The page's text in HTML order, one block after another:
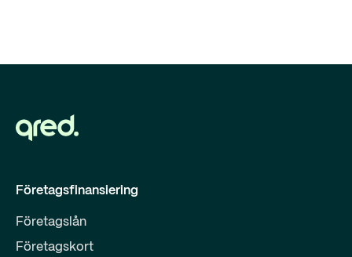
Företagsfinansiering
Företagslån
Företagskort